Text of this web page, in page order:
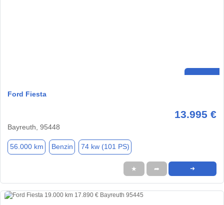
Ford Fiesta
13.995 €
Bayreuth, 95448
56.000 km Benzin 74 kw (101 PS)
★ ➦ ➜